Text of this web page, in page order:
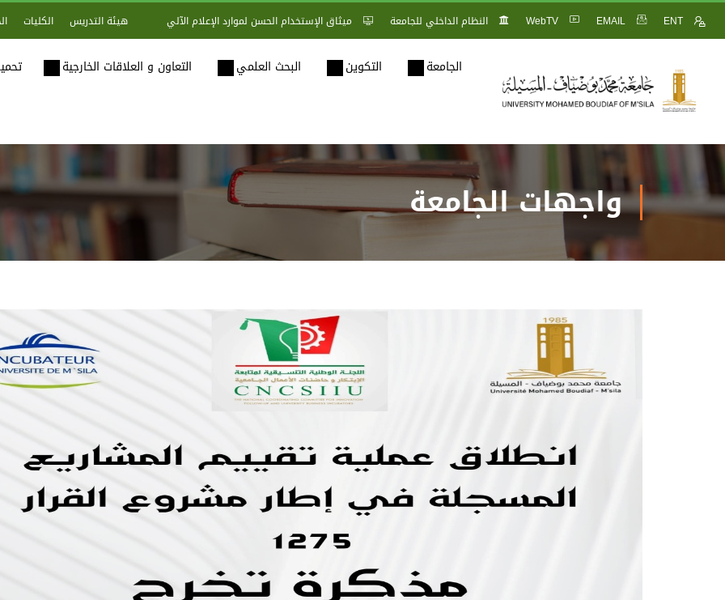
ENT
EMAIL
WebTV النظام الداخلي للجامعة ميثاق الإستخدام الحسن لموارد الإعلام الآلي هيئة التدريس الكليات
الجامعة التكوين البحث العلمي التعاون و العلاقات الخارجية
واجهات الجامعة